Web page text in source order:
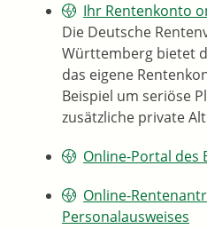
Ihr Rentenkonto
Die Deutsche
Württemberg bietet
das eigene
Beispiel um seriöse
zusätzliche private
Online-Portal des
Online-
Personalausweises